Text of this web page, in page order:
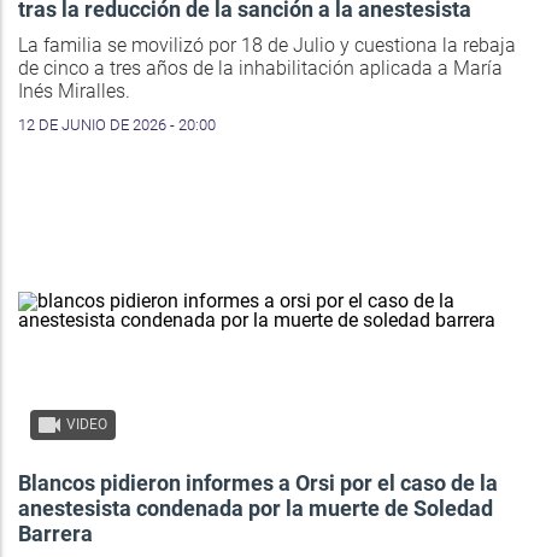
tras la reducción de la sanción a la anestesista
La familia se movilizó por 18 de Julio y cuestiona la rebaja
de cinco a tres años de la inhabilitación aplicada a María
Inés Miralles.
12 DE JUNIO DE 2026 - 20:00
VIDEO
Blancos pidieron informes a Orsi por el caso de la
anestesista condenada por la muerte de Soledad
Barrera